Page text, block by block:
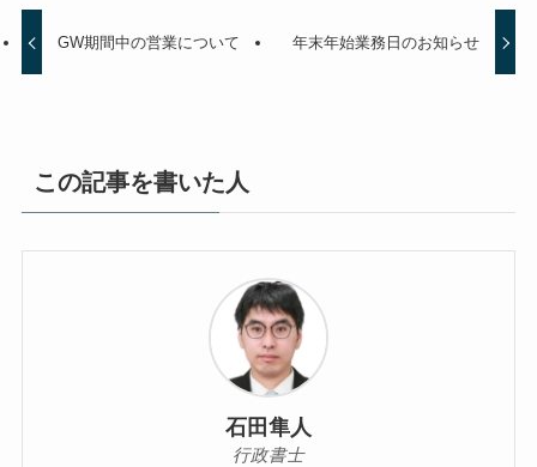
GW期間中の営業について 年末年始業務日のお知らせ
この記事を書いた人
石田隼人
行政書士